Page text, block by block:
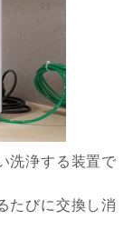
洗浄する装置で
たびに交換し消